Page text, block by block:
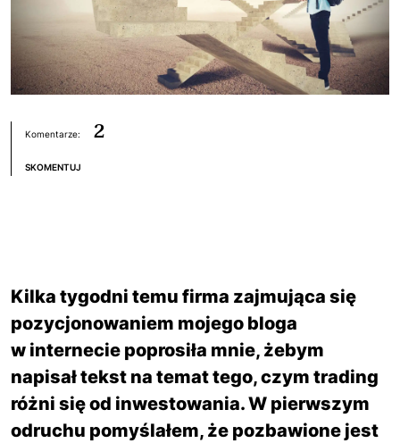
Komentarze: 2
SKOMENTUJ
Kilka tygodni temu firma zajmująca się
pozycjonowaniem mojego bloga
w internecie poprosiła mnie, żebym
napisał tekst na temat tego, czym trading
różni się od inwestowania. W pierwszym
odruchu pomyślałem, że pozbawione jest